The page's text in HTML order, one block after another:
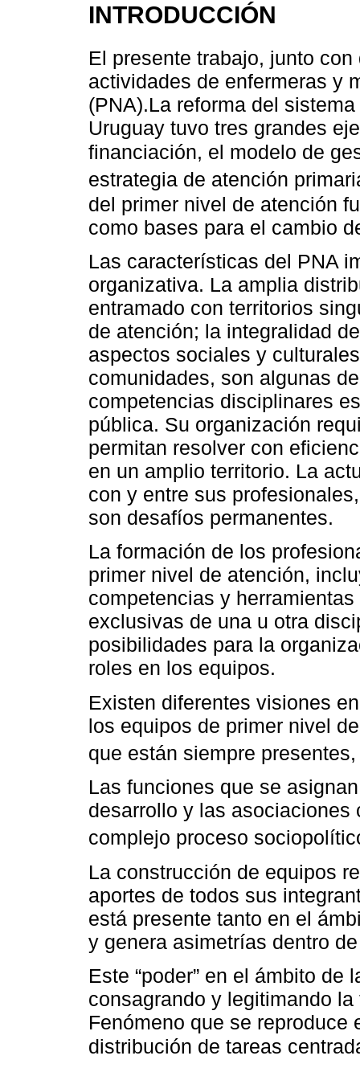
INTRODUCCIÓN
El presente trabajo, junto
actividades de enfermeras y
(PNA).La reforma del
Uruguay tuvo tres grandes
financiación, el modelo de
estrategia de atención
del primer nivel de atención
como bases para el cambio
Las características del PNA
organizativa. La amplia
entramado con territorios
de atención; la integralidad
aspectos sociales y
comunidades, son algunas
competencias disciplinares
pública. Su organización
permitan resolver con
en un amplio territorio. La
con y entre sus
son desafíos permanentes.
La formación de los
primer nivel de atención,
competencias y
exclusivas de una u otra
posibilidades para la
roles en los equipos.
Existen diferentes visiones
los equipos de primer nivel
que están siempre
Las funciones que se
desarrollo y las asociaciones
complejo proceso
La construcción de equipos
aportes de todos sus
está presente tanto en el
y genera asimetrías dentro
Este “poder” en el ámbito de
consagrando y legitimando
Fenómeno que se
distribución de tareas